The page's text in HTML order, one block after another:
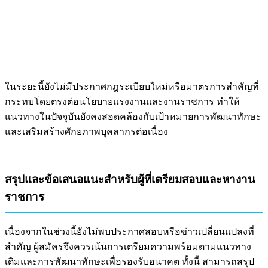
ในระยะนี้ยังไม่มีประกาศกฎระเบียบใหม่หรือมาตรการสำคัญที่
กระทบโดยตรงต่อนโยบายแรงงานและงานราชการ ทำให้
แนวทางในปัจจุบันยังคงสอดคล้องกับเป้าหมายการพัฒนาทักษะ
และเสริมสร้างศักยภาพบุคลากรต่อเนื่อง
สรุปและข้อเสนอแนะสำหรับผู้ที่เตรียมสอบและหางาน
ราชการ
เนื่องจากในช่วงนี้ยังไม่พบประกาศสอบหรือข่าวเปลี่ยนแปลงที่
สำคัญ ผู้สมัครจึงควรเน้นการเตรียมความพร้อมตามแนวทาง
เดิมและการพัฒนาทักษะเพื่อรองรับอนาคต ทั้งนี้ สามารถสรุป